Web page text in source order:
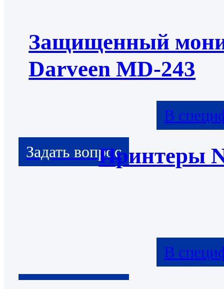
Защищенный
Darveen MD-243
В
Принтеры
В